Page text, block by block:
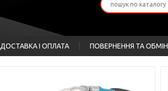
ДОСТАВКА І ОПЛАТА ПОВЕРНЕННЯ ТА ОБМІН